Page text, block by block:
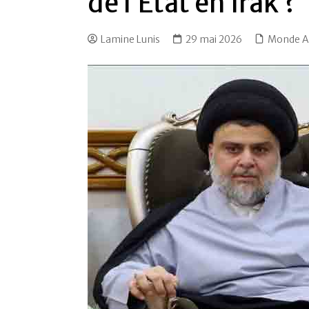
Lamine Lunis 29 mai 2026 Monde